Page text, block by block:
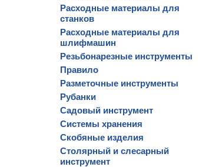
Расходные материалы для
станков
Расходные материалы для
шлифмашин
Резьбонарезные инструменты
Правило
Разметочные инструменты
Рубанки
Садовый инструмент
Системы хранения
Скобяные изделия
Столярный и слесарный
инструмент